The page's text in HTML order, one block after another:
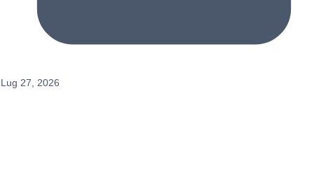
Lug 27, 2026